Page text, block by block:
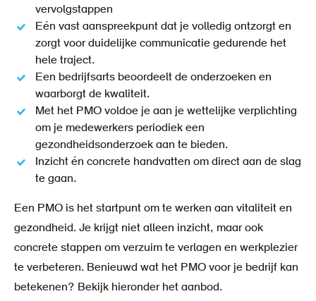
vervolgstappen
Eén vast aanspreekpunt dat je volledig ontzorgt en
zorgt voor duidelijke communicatie gedurende het
hele traject.
Een bedrijfsarts beoordeelt de onderzoeken en
waarborgt de kwaliteit.
Met het PMO voldoe je aan je wettelijke verplichting
om je medewerkers periodiek een
gezondheidsonderzoek aan te bieden.
Inzicht én concrete handvatten om direct aan de slag
te gaan.
Een PMO is het startpunt om te werken aan vitaliteit en
gezondheid. Je krijgt niet alleen inzicht, maar ook
concrete stappen om verzuim te verlagen en werkplezier
te verbeteren. Benieuwd wat het PMO voor je bedrijf kan
betekenen? Bekijk hieronder het aanbod.